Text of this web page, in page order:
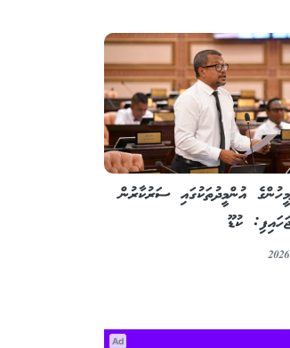
އުންމީދުތަކުގައި ސަރުކާރުން
ކުޑޫ
Ad